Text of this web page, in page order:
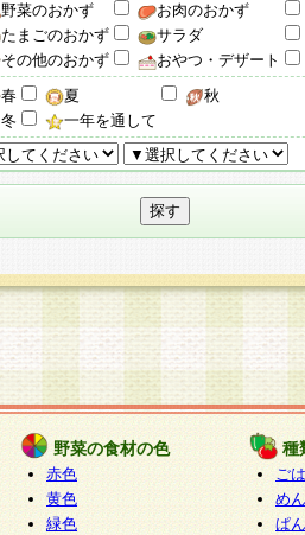
野菜のおかず
お肉のおかず
たまごのおかず
サラダ
その他のおかず
おやつ・デザート
春 夏
秋
冬
一年を通して
野菜の食材の色
赤色
黄色
緑色
種
ご
めん
ぱん